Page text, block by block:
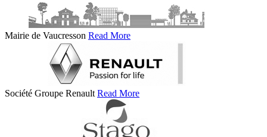
Mairie de Vaucresson Read More
Société Groupe Renault Read More